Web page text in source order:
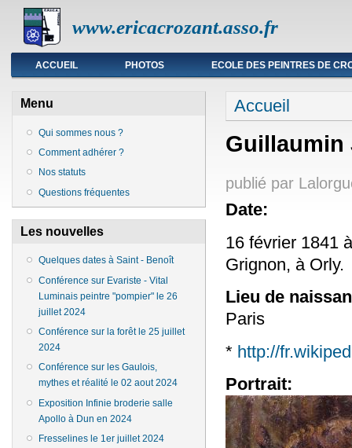
www.ericacrozant.asso.fr
Menu principal
ACCUEIL PHOTOS ECOLE DES PEINTRES DE
Menu
Qui sommes nous ?
Comment adhérer ?
Nos statuts
Questions fréquentes
Les nouvelles
Quelques dates à Saint - Benoît
Conférence sur Evariste - Vital
Luminais peintre "pompier" le 26
juillet 2024
Conférence sur la forêt le 25 juillet
2024
Conférence sur les Gaulois,
mythes et réalité le 02 aout 2024
Exposition Infinie broderie salle
Apollo à Dun en 2024
Fresselines le 1er juillet 2024
Vous êtes ici
Accueil
Guillaumin
publié par
Date:
16 février 1841
Grignon, à Orly.
Lieu de
Paris
* http://
Portrait: